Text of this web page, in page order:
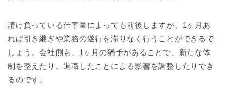
請け負っている仕事量によっても前後しますが、1ヶ月あ
れば引き継ぎや業務の遂行を滞りなく行うことができるで
しょう。会社側も、1ヶ月の猶予があることで、新たな体
制を整えたり、退職したことによる影響を調整したりでき
るのです。